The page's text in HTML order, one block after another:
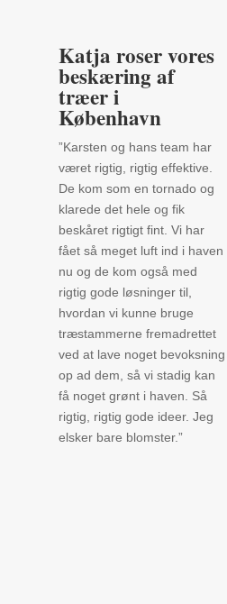
Katja roser vores
beskæring af
træer i
København
”Karsten og hans team har
været rigtig, rigtig effektive.
De kom som en tornado og
klarede det hele og fik
beskåret rigtigt fint. Vi har
fået så meget luft ind i haven
nu og de kom også med
rigtig gode løsninger til,
hvordan vi kunne bruge
træstammerne fremadrettet
ved at lave noget bevoksning
op ad dem, så vi stadig kan
få noget grønt i haven. Så
rigtig, rigtig gode ideer. Jeg
elsker bare blomster.”